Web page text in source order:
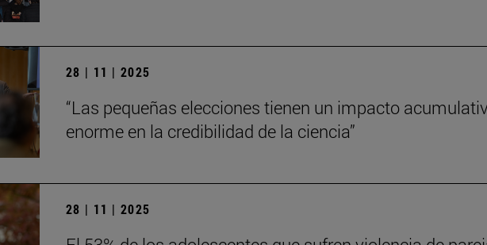
28 | 11 | 2025
“Las pequeñas elecciones tienen un impacto
enorme en la credibilidad de la ciencia”
28 | 11 | 2025